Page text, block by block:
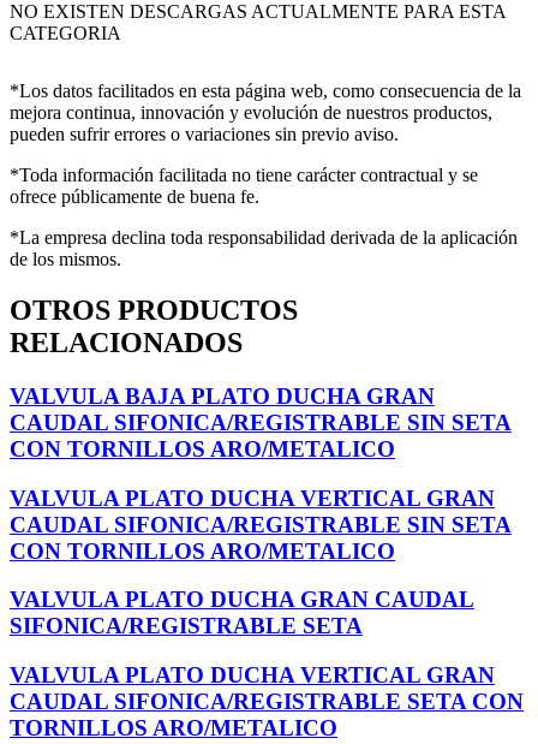
NO EXISTEN DESCARGAS ACTUALMENTE PARA ESTA
CATEGORIA
*Los datos facilitados en esta página web, como consecuencia de la
mejora continua, innovación y evolución de nuestros productos,
pueden sufrir errores o variaciones sin previo aviso.
*Toda información facilitada no tiene carácter contractual y se
ofrece públicamente de buena fe.
*La empresa declina toda responsabilidad derivada de la aplicación
de los mismos.
OTROS PRODUCTOS
RELACIONADOS
VALVULA BAJA PLATO DUCHA GRAN
CAUDAL SIFONICA/REGISTRABLE SIN SETA
CON TORNILLOS ARO/METALICO
VALVULA PLATO DUCHA VERTICAL GRAN
CAUDAL SIFONICA/REGISTRABLE SIN SETA
CON TORNILLOS ARO/METALICO
VALVULA PLATO DUCHA GRAN CAUDAL
SIFONICA/REGISTRABLE SETA
VALVULA PLATO DUCHA VERTICAL GRAN
CAUDAL SIFONICA/REGISTRABLE SETA CON
TORNILLOS ARO/METALICO